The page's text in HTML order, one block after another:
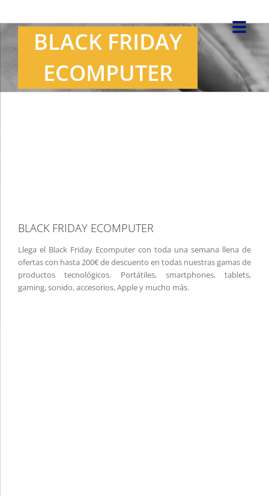
al
contenidoBLACK FRIDAY
ECOMPUTER
BLACK FRIDAY ECOMPUTER
Llega el Black Friday Ecomputer con toda una semana llena de
ofertas con hasta 200€ de descuento en todas nuestras gamas de
productos tecnológicos. Portátiles, smartphones, tablets,
gaming, sonido, accesorios, Apple y mucho más.